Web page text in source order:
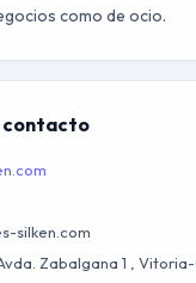
como de ocio.
contacto
silken.com
Zabalgana 1 ,